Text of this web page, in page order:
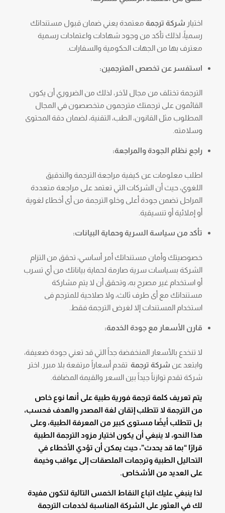
اختيار شركة ترجمة معتمدة يعني ضمان قبول مستنداتك
رسمياً، لذلك تأكد من وجود شهادات واعتمادات رسمية
معترف بها من الجهات الحكومية والسفارات.
استفسر عن تخصص المترجمين:
الترجمة تختلف من مجال لآخر، لذلك من الضروري أن يكون
القائمون على ترجمتك مترجمون متخصصون في المجال
المطلوب مثل القانون، الطب، التقنية، لضمان دقة المحتوى
وسلامته.
راجع نظام الجودة والمراجعة:
اطلب معلومات عن كيفية مراجعة الترجمة والتدقيق
اللغوي، حيث أن الشركات التي تعتمد على مراجعة متعددة
المراحل تضمن جودة أعلى وخلو الترجمة من أى أخطاء لغوية
أو إملائية أو تنسيقية.
تأكد من سياسة السرية وحماية البيانات:
خصوصيتك وأمان مستنداتك أمر أساسي، تحقق من التزام
الشركة بسياسات سرية صارمة لحماية بياناتك من أي تسرب
أو استخدام غير مصرح به، وتحقق أن لا يتم مشاركة
مستنداتك مع أى طرف ثالث، ولا صلاحية للمترجم فى
استخدام المستندات إلا لغرض الترجمة فقط.
قارن الأسعار مع جودة الخدمة:
لا تنخدع بالأسعار المنخفضة جداً التي قد تعني جودة ضعيفة،
وابتعد عن شركة ترجمة تقدم أسعاراً مرتفعة بلا مبرر. اختر
شركة تقدم توازناً جيداً بين السعر والقيمة المضافة.
يتم تعريف كلمة ترجمة فورية طبية على أنها نوع خاص
من الترجمة لا تتطلب إتقان لغة المصدر والهدف فحسب،
بل تتطلب أيضًا مستوى كبير من المعرفة الطبية، وعلى
هذا النحو، لا ينبغي أن يكون اختيار مزود الترجمة الطبية
قرارًا “بما قد يحدث”، حيث يمكن أن تؤدي الأخطاء في
التحاليل الطبية وترجمات الملصقات إلى عواقب وخيمة
على العديد من الأشخاص.
لذا ينبغي عليك اتباع النقاط الخمس التالية لتكون مفيدة
لك في العثور على الشركة المناسبة لخدمات الترجمة